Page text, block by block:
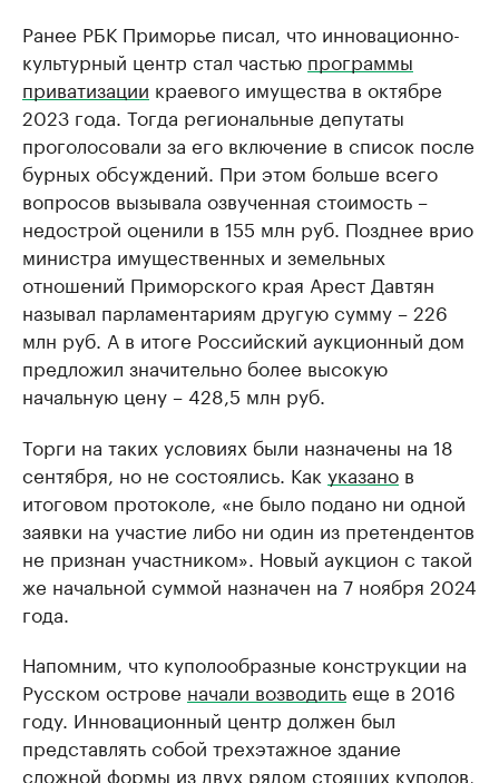
Ранее РБК Приморье писал, что инновационно-
культурный центр стал частью программы
приватизации краевого имущества в октябре
2023 года. Тогда региональные депутаты
проголосовали за его включение в список после
бурных обсуждений. При этом больше всего
вопросов вызывала озвученная стоимость –
недострой оценили в 155 млн руб. Позднее врио
министра имущественных и земельных
отношений Приморского края Арест Давтян
называл парламентариям другую сумму – 226
млн руб. А в итоге Российский аукционный дом
предложил значительно более высокую
начальную цену – 428,5 млн руб.
Торги на таких условиях были назначены на 18
сентября, но не состоялись. Как указано в
итоговом протоколе, «не было подано ни одной
заявки на участие либо ни один из претендентов
не признан участником». Новый аукцион с такой
же начальной суммой назначен на 7 ноября 2024
года.
Напомним, что куполообразные конструкции на
Русском острове начали возводитьеще в 2016
году. Инновационный центр должен был
представлять собой трехэтажное здание
сложной формы из двух рядом стоящих куполов,